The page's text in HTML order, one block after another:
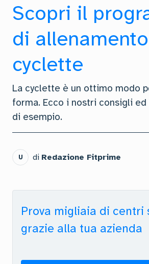
Scopri il
di
cyclette
La cyclette è un ottimo modo
forma. Ecco i nostri consigli
di esempio.
U di Redazione Fitprime
Prova migliaia di centri
grazie alla tua azienda